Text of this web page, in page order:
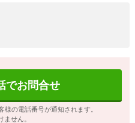
でお問合せ
の電話番号が通知されます。
せん。